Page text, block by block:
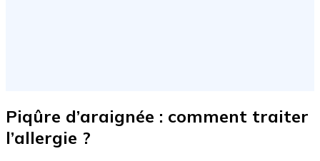
Piqûre d’araignée : comment traiter
l’allergie ?